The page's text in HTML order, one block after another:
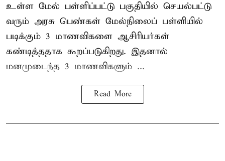
உள்ள மேல் பள்ளிப்பட்டு பகுதியில் செயல்பட்டு
வரும் அரசு பெண்கள் மேல்நிலைப் பள்ளியில்
படிக்கும் 3 மாணவிகளை ஆசிரியர்கள்
கண்டித்ததாக கூறப்படுகிறது. இதனால்
மனமுடைந்த 3 மாணவிகளும் ...
Read More